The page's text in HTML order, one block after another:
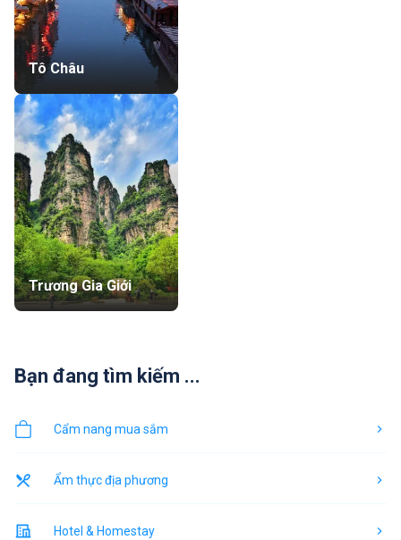
Tô Châu
Trương Gia Giới
Bạn đang tìm kiếm ...
Cẩm nang mua sắm
Ẩm thực địa phương
Hotel & Homestay